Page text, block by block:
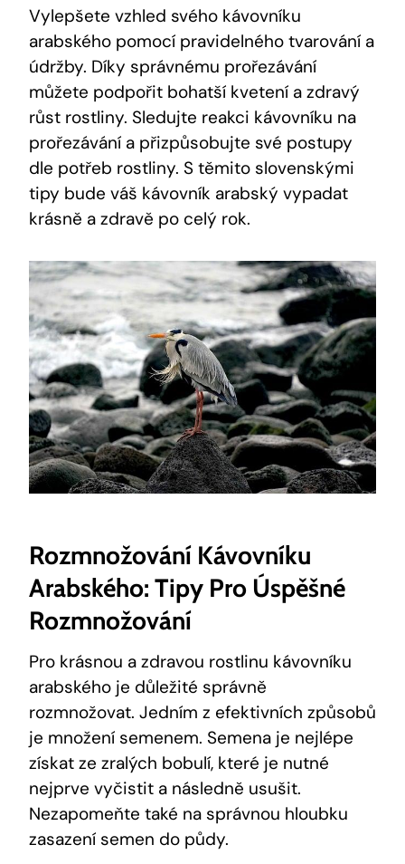
Vylepšete vzhled svého kávovníku
arabského pomocí pravidelného tvarování a
údržby. Díky správnému prořezávání
můžete podpořit bohatší kvetení a zdravý
růst rostliny. Sledujte reakci kávovníku na
prořezávání a přizpůsobujte své postupy
dle potřeb rostliny. S těmito slovenskými
tipy bude váš kávovník arabský vypadat
krásně a zdravě po celý rok.
Rozmnožování Kávovníku
Arabského: Tipy Pro Úspěšné
Rozmnožování
Pro krásnou a zdravou rostlinu kávovníku
arabského je důležité správně
rozmnožovat. Jedním z efektivních způsobů
je množení semenem. Semena je nejlépe
získat ze zralých bobulí, které je nutné
nejprve vyčistit a následně usušit.
Nezapomeňte také na správnou hloubku
zasazení semen do půdy.